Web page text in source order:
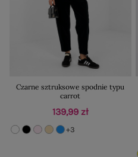
Czarne sztruksowe spodnie typu
carrot
139,99 zł
+3